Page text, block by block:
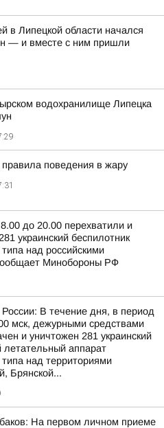
в Липецкой области начался
— и вместе с ним пришли
водохранилище Липецка
поведения в жару
до 20.00 перехватили и
украинский беспилотник
над российскими
Минобороны РФ
В течение дня, в период
мск, дежурными средствами
и уничтожен 281 украинский
летательный аппарат
над территориями
Брянской...
На первом личном приеме